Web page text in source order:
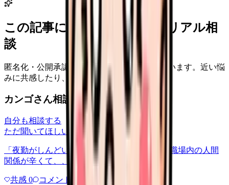
この記事に近い看護師さんのリアル相
談
匿名化・公開承認済みの本音だけを表示しています。近い悩
みに共感したり、自分の状況を投稿できます。
カンゴさん相談室から共有された相談
自分も相談する
ただ聞いてほしい
relationships 2026/6/13
「夜勤がしんどい」について相談したいです 職場内の人間
関係が辛くて、、、
共感 0 コメント